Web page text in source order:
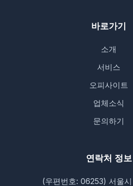
바로가기
소개
서비스
오피사이트
업체소식
문의하기
연락처 정보
(우편번호: 06253) 서울